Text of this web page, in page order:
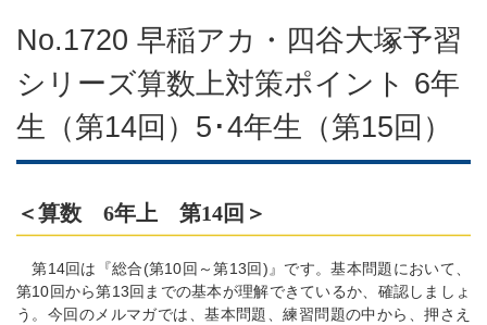
No.1720 早稲アカ・四谷大塚予習
シリーズ算数上対策ポイント 6年
生（第14回）5･4年生（第15回）
＜算数 6年上 第14回＞
第14回は『総合(第10回～第13回)』です。基本問題において、
第10回から第13回までの基本が理解できているか、確認しましょ
う。今回のメルマガでは、基本問題、練習問題の中から、押さえ